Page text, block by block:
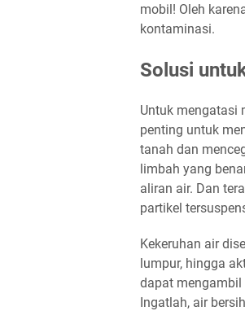
mobil! Oleh
kontaminasi.
Solusi
Untuk mengatasi
penting untuk
tanah dan
limbah yang
aliran air. Dan
partikel
Kekeruhan air
lumpur, hingga
dapat mengambil
Ingatlah, air